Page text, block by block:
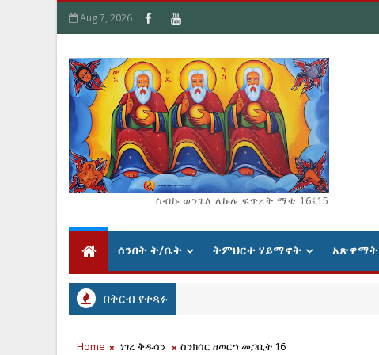
Aug 7, 2026
ስብኩ ወንጌለ ለኩሉ ፍጥረት ማቴ 16፤15
ሰንበት ት/ቤት ትምህርተ ሃይማኖት አጽዋማት
በቅርብ የተጻፉ
Home ነገረ ቅዱሳን ስንክሳር ዘወርኀ መጋቢት 16